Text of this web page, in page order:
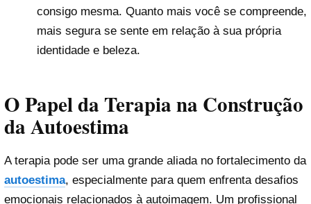
consigo mesma. Quanto mais você se compreende,
mais segura se sente em relação à sua própria
identidade e beleza.
O Papel da Terapia na Construção
da Autoestima
A terapia pode ser uma grande aliada no fortalecimento da
autoestima, especialmente para quem enfrenta desafios
emocionais relacionados à autoimagem. Um profissional